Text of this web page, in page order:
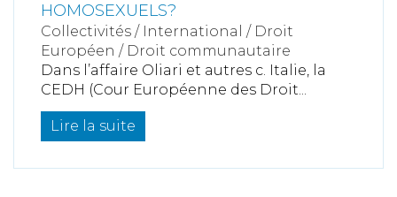
HOMOSEXUELS?
Collectivités / International / Droit
Européen / Droit communautaire
Dans l’affaire Oliari et autres c. Italie, la
CEDH (Cour Européenne des Droit...
Lire la suite